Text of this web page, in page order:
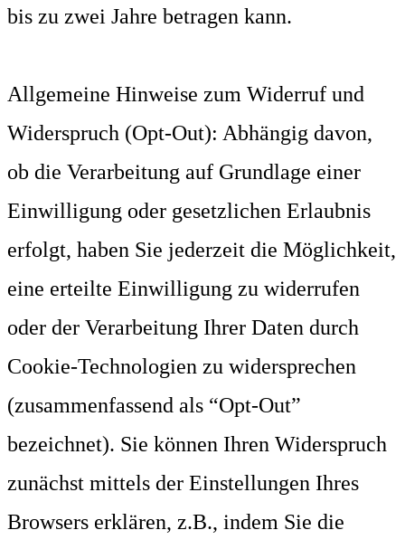
bis zu zwei Jahre betragen kann.
Allgemeine Hinweise zum Widerruf und
Widerspruch (Opt-Out): Abhängig davon,
ob die Verarbeitung auf Grundlage einer
Einwilligung oder gesetzlichen Erlaubnis
erfolgt, haben Sie jederzeit die Möglichkeit,
eine erteilte Einwilligung zu widerrufen
oder der Verarbeitung Ihrer Daten durch
Cookie-Technologien zu widersprechen
(zusammenfassend als “Opt-Out”
bezeichnet). Sie können Ihren Widerspruch
zunächst mittels der Einstellungen Ihres
Browsers erklären, z.B., indem Sie die